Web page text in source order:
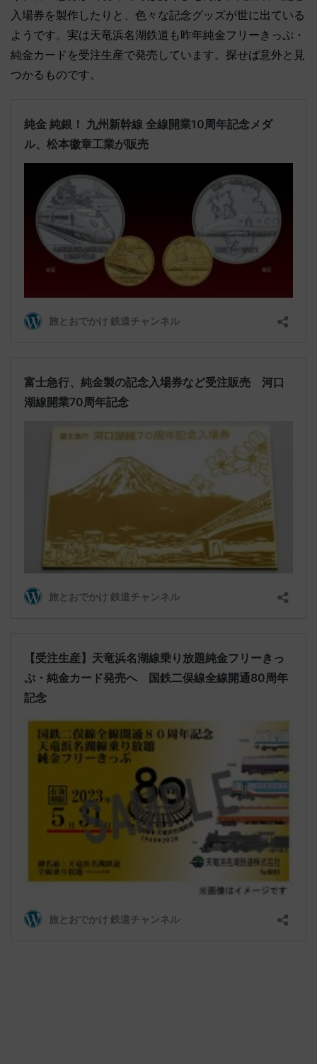
入場券を製作したりと、色々な記念グッズが世に出ている
ようです。実は天竜浜名湖鉄道も昨年純金フリーきっぷ・
純金カードを受注生産で発売しています。探せば意外と見
つかるものです。